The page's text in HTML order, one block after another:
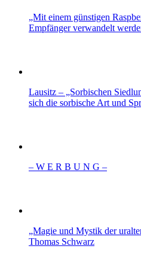
„Mit einem günstigen
Empfänger verwandelt
Lausitz – „Sorbischen
sich die sorbische Art und
– W Ε R Β U Ν G –
„Magie und Mystik der
Thomas Schwarz